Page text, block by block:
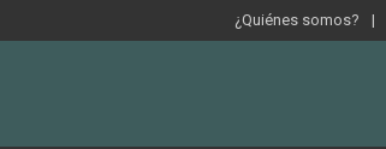
¿Quiénes somos?